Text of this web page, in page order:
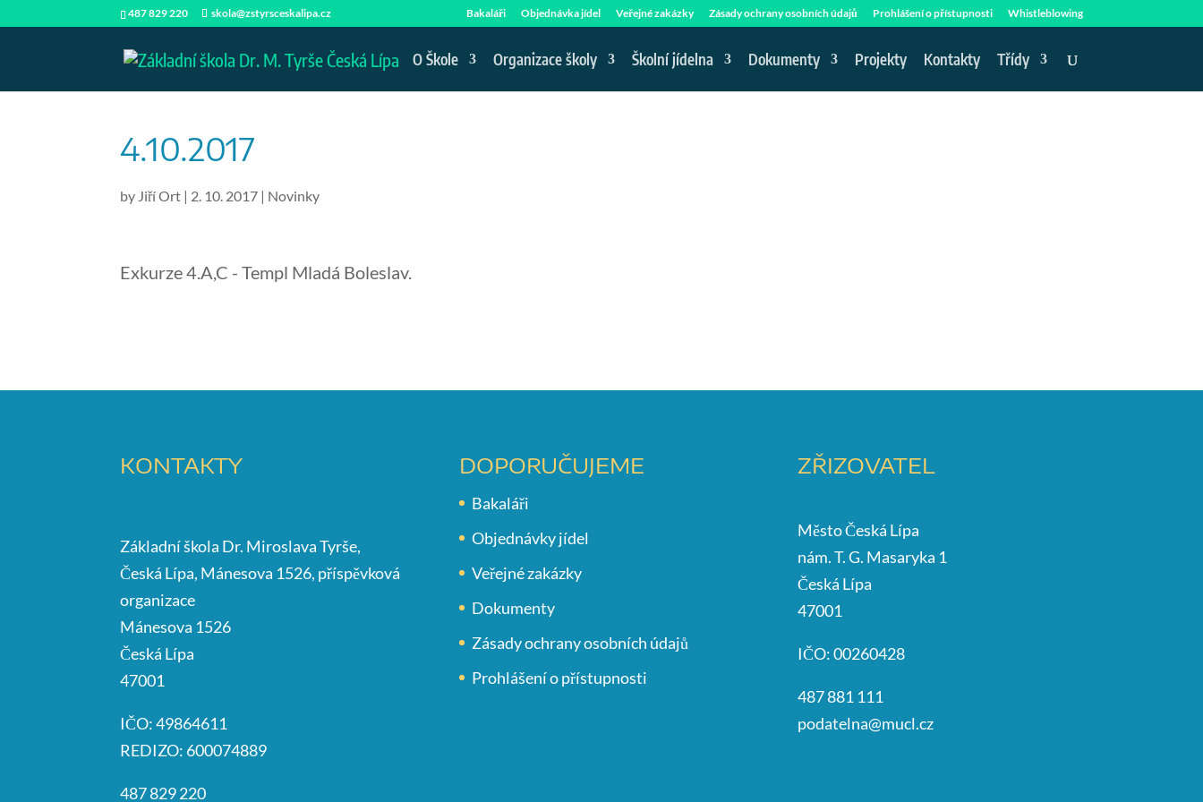
487 829 220 skola@zstyrsceskalipa.cz Bakaláři Objednávka jídel Veřejné zakázky Zásady ochrany osobních údajů Prohlášení o přístupnosti Whistleblowing
O Škole Organizace školy Školní jídelna Dokumenty Projekty Kontakty Třídy
4.10.2017
by Jiří Ort | 2. 10. 2017 | Novinky
Exkurze 4.A,C - Templ Mladá Boleslav.
KONTAKTY
Základní škola Dr. Miroslava Tyrše,
Česká Lípa, Mánesova 1526, příspěvková
organizace
Mánesova 1526
Česká Lípa
47001
IČO: 49864611
REDIZO: 600074889
487 829 220
DOPORUČUJEME
Bakaláři
Objednávky jídel
Veřejné zakázky
Dokumenty
Zásady ochrany osobních údajů
Prohlášení o přístupnosti
ZŘIZOVATEL
Město Česká Lípa
nám. T. G. Masaryka 1
Česká Lípa
47001
IČO: 00260428
487 881 111
podatelna@mucl.cz